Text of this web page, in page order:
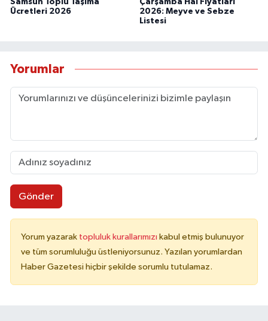
Samsun Toplu Taşıma
Ücretleri 2026
Çarşamba Hal Fiyatları
2026: Meyve ve Sebze
Listesi
Yorumlar
Gönder
Yorum yazarak topluluk kurallarımızı kabul etmiş bulunuyor
ve tüm sorumluluğu üstleniyorsunuz. Yazılan yorumlardan
Haber Gazetesi hiçbir şekilde sorumlu tutulamaz.